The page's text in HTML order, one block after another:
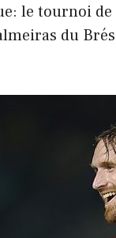
le tournoi
du